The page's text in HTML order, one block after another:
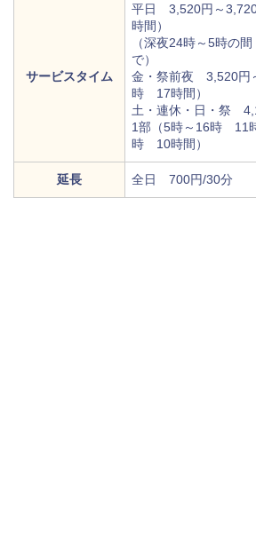
サービスタイム
平日 3,520円～
時間）
（深夜24時～5時の
で）
金・祭前夜 3,520円
時 17時間）
土・連休・日・祭
1部（5時～16時 11
時 10時間）
延長 全日 700円/30分